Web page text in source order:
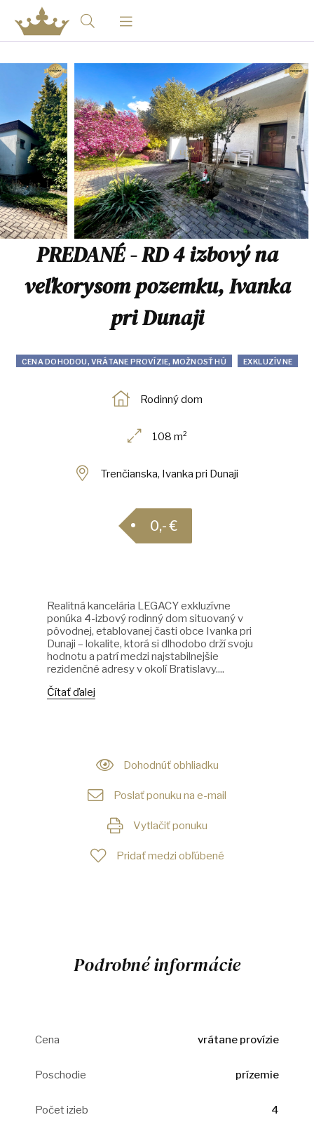
PREDANÉ - RD 4 izbový na
veľkorysom pozemku, Ivanka
pri Dunaji
CENA DOHODOU, VRÁTANE PROVÍZIE, MOŽNOSŤ HÚ EXKLUZÍVNE
Rodinný dom
108 m²
Trenčianska, Ivanka pri Dunaji
0,- €
Realitná kancelária LEGACY exkluzívne
ponúka 4-izbový rodinný dom situovaný v
pôvodnej, etablovanej časti obce Ivanka pri
Dunaji – lokalite, ktorá si dlhodobo drží svoju
hodnotu a patrí medzi najstabilnejšie
rezidenčné adresy v okolí Bratislavy....
Čítať ďalej
Dohodnúť obhliadku
Poslať ponuku na e-mail
Vytlačiť ponuku
Pridať medzi obľúbené
Podrobné informácie
Cena vrátane provízie
Poschodie prízemie
Počet izieb 4